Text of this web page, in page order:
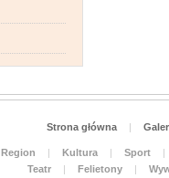
Strona główna |
Region | Kultura | Sport
|
Teatr
| Felietony |